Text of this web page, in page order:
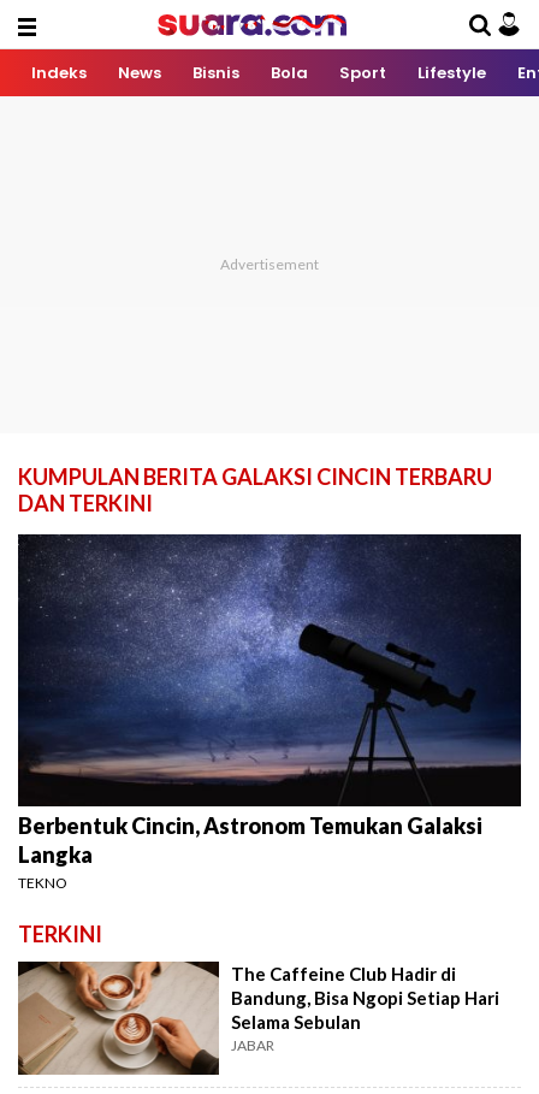
Indeks News Bisnis Bola Sport Lifestyle
KUMPULAN BERITA GALAKSI CINCIN TERBARU
DAN TERKINI
Berbentuk Cincin, Astronom Temukan Galaksi
Langka
TEKNO
TERKINI
The Caffeine Club Hadir di
Bandung, Bisa Ngopi Setiap Hari
Selama Sebulan
JABAR